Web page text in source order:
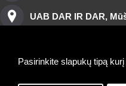
Pasirinkite slapukų tipą
UAB DAR IR DAR,